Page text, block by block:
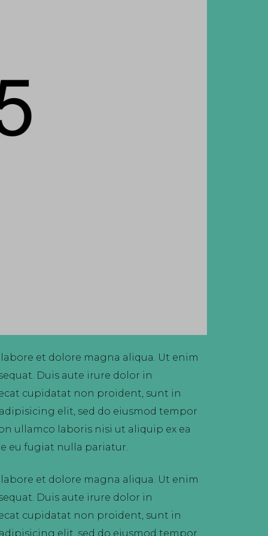
et dolore magna aliqua. Ut enim
Duis aute irure dolor in
cupidatat non proident, sunt in
elit, sed do eiusmod tempor
ullamco laboris nisi ut aliquip ex ea
eu fugiat nulla pariatur.
et dolore magna aliqua. Ut enim
Duis aute irure dolor in
cupidatat non proident, sunt in
elit, sed do eiusmod tempor